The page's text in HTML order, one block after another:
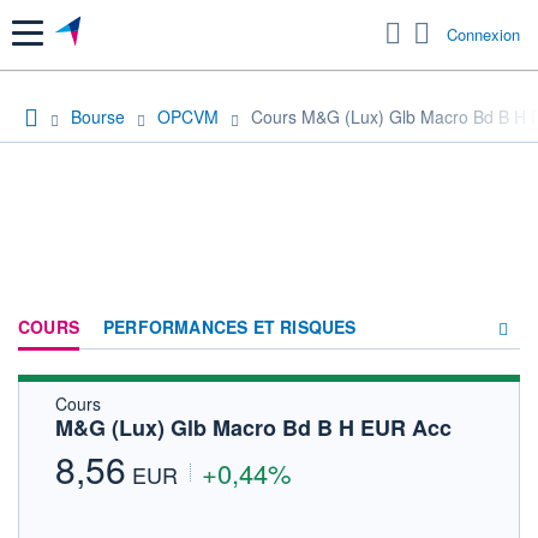
Menu Connexion
Bourse OPCVM Cours M&G (Lux) Glb Macro Bd B H
COURS PERFORMANCES ET RISQUES
Cours
M&G (Lux) Glb Macro Bd B H EUR Acc
8,56 EUR +0,44%